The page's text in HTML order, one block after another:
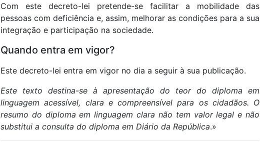
Com este decreto-lei pretende-se facilitar a mobilidade das
pessoas com deficiência e, assim, melhorar as condições para a sua
integração e participação na sociedade.
Quando entra em vigor?
Este decreto-lei entra em vigor no dia a seguir à sua publicação.
Este texto destina-se à apresentação do teor do diploma em
linguagem acessível, clara e compreensível para os cidadãos. O
resumo do diploma em linguagem clara não tem valor legal e não
substitui a consulta do diploma em Diário da República.»